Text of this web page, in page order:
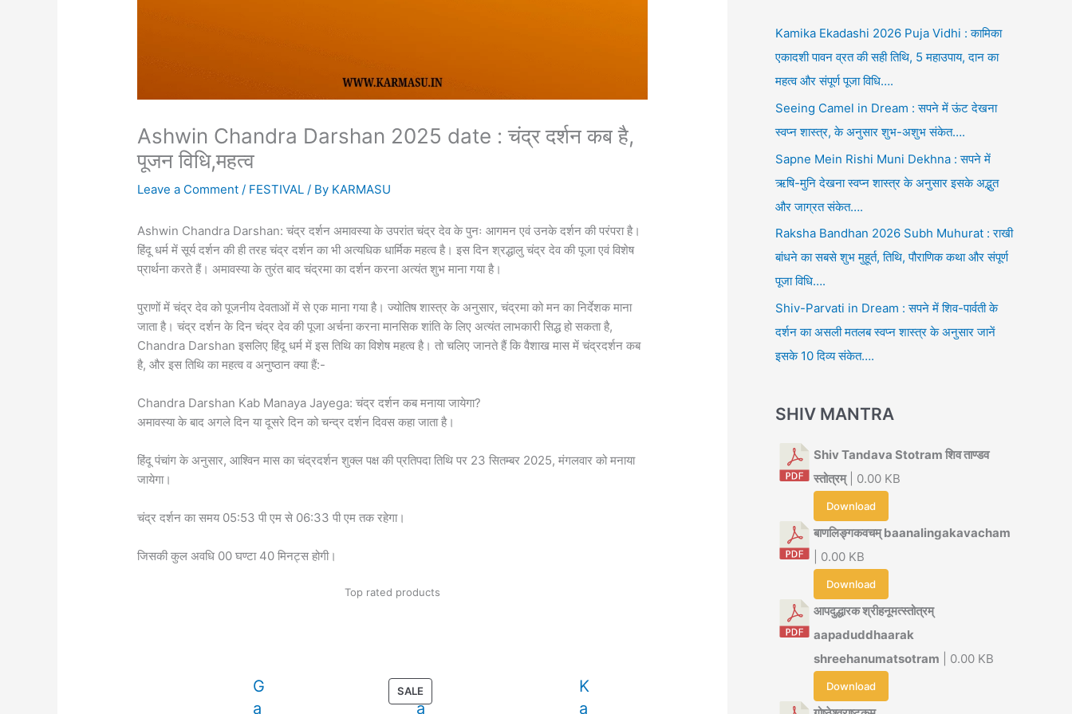
Ashwin Chandra Darshan 2025 date : चंद्र दर्शन कब है,
पूजन विधि,महत्व
Leave a Comment / FESTIVAL / By KARMASU
Ashwin Chandra Darshan: चंद्र दर्शन अमावस्या के उपरांत चंद्र देव के पुनः आगमन एवं उनके दर्शन की परंपरा है।
हिंदू धर्म में सूर्य दर्शन की ही तरह चंद्र दर्शन का भी अत्यधिक धार्मिक महत्व है। इस दिन श्रद्धालु चंद्र देव की पूजा एवं विशेष
प्रार्थना करते हैं। अमावस्या के तुरंत बाद चंद्रमा का दर्शन करना अत्यंत शुभ माना गया है।
पुराणों में चंद्र देव को पूजनीय देवताओं में से एक माना गया है। ज्योतिष शास्त्र के अनुसार, चंद्रमा को मन का निर्देशक माना
जाता है। चंद्र दर्शन के दिन चंद्र देव की पूजा अर्चना करना मानसिक शांति के लिए अत्यंत लाभकारी सिद्ध हो सकता है,
Chandra Darshan इसलिए हिंदू धर्म में इस तिथि का विशेष महत्व है। तो चलिए जानते हैं कि वैशाख मास में चंद्रदर्शन कब
है, और इस तिथि का महत्व व अनुष्ठान क्या हैं:-
Chandra Darshan Kab Manaya Jayega: चंद्र दर्शन कब मनाया जायेगा?
अमावस्या के बाद अगले दिन या दूसरे दिन को चन्द्र दर्शन दिवस कहा जाता है।
हिंदू पंचांग के अनुसार, आश्विन मास का चंद्रदर्शन शुक्ल पक्ष की प्रतिपदा तिथि पर 23 सितम्बर 2025, मंगलवार को मनाया
जायेगा।
चंद्र दर्शन का समय 05:53 पी एम से 06:33 पी एम तक रहेगा।
जिसकी कुल अवधि 00 घण्टा 40 मिनट्स होगी।
Top rated products
G
a
SALEPRODUCT
ON
S
a
K
a
Kamika Ekadashi 2026 Puja Vidhi : कामिका
एकादशी पावन व्रत की सही तिथि, 5 महाउपाय, दान का
महत्व और संपूर्ण पूजा विधि….
Seeing Camel in Dream : सपने में ऊंट देखना
स्वप्न शास्त्र, के अनुसार शुभ-अशुभ संकेत….
Sapne Mein Rishi Muni Dekhna : सपने में
ऋषि-मुनि देखना स्वप्न शास्त्र के अनुसार इसके अद्भुत
और जाग्रत संकेत….
Raksha Bandhan 2026 Subh Muhurat : राखी
बांधने का सबसे शुभ मुहूर्त, तिथि, पौराणिक कथा और संपूर्ण
पूजा विधि….
Shiv-Parvati in Dream : सपने में शिव-पार्वती के
दर्शन का असली मतलब स्वप्न शास्त्र के अनुसार जानें
इसके 10 दिव्य संकेत….
SHIV MANTRA
Shiv Tandava Stotram शिव ताण्डव
स्तोत्रम्| 0.00 KB
Download
बाणलिङ्गकवचम् baanalingakavacham
| 0.00 KB
Download
आपदुद्धारक श्रीहनूमत्स्तोत्रम्
aapaduddhaarak
shreehanumatsotram | 0.00 KB
Download